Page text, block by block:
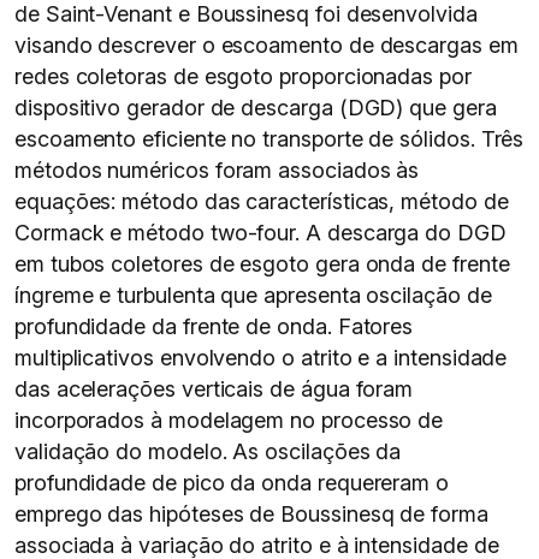
de Saint-Venant e Boussinesq foi desenvolvida
visando descrever o escoamento de descargas em
redes coletoras de esgoto proporcionadas por
dispositivo gerador de descarga (DGD) que gera
escoamento eficiente no transporte de sólidos. Três
métodos numéricos foram associados às
equações: método das características, método de
Cormack e método two-four. A descarga do DGD
em tubos coletores de esgoto gera onda de frente
íngreme e turbulenta que apresenta oscilação de
profundidade da frente de onda. Fatores
multiplicativos envolvendo o atrito e a intensidade
das acelerações verticais de água foram
incorporados à modelagem no processo de
validação do modelo. As oscilações da
profundidade de pico da onda requereram o
emprego das hipóteses de Boussinesq de forma
associada à variação do atrito e à intensidade de